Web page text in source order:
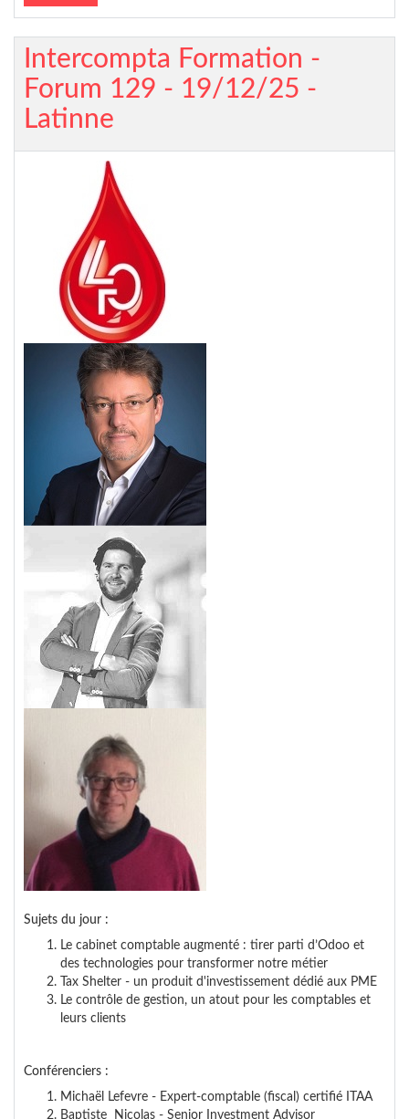
Intercompta Formation -
Forum 129 - 19/12/25 -
Latinne
Sujets du jour :
Le cabinet comptable augmenté : tirer parti d’Odoo et
des technologies pour transformer notre métier
Tax Shelter - un produit d'investissement dédié aux PME
Le contrôle de gestion, un atout pour les comptables et
leurs clients
Conférenciers :
Michaël Lefevre - Expert-comptable (fiscal) certifié ITAA
Baptiste Nicolas - Senior Investment Advisor